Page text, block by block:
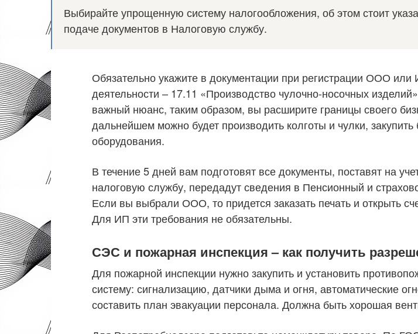
Выбирайте упрощенную систему налогообложения, об этом стоит
подаче документов в Налоговую службу.
Обязательно укажите в документации при регистрации ООО или
деятельности – 17.11 «Производство чулочно-носочных
важный нюанс, таким образом, вы расширите границы своего
дальнейшем можно будет производить колготы и чулки,
оборудования.
В течение 5 дней вам подготовят все документы, поставят на
налоговую службу, передадут сведения в Пенсионный и
Если вы выбрали ООО, то придется заказать печать и открыть
Для ИП эти требования не обязательны.
СЭС и пожарная инспекция – как получить
Для пожарной инспекции нужно закупить и установить
систему: сигнализацию, датчики дыма и огня, автоматические
составить план эвакуации персонала. Должна быть хорошая